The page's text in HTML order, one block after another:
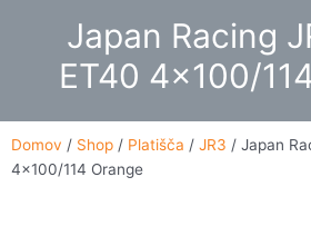
Japan Racing
ET40 4×100/
Domov / Shop / Platišča / JR3 / Japan
4×100/114 Orange